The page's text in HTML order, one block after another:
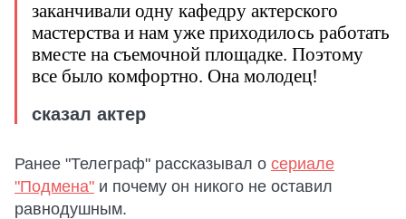
заканчивали одну кафедру актерского
мастерства и нам уже приходилось работать
вместе на съемочной площадке. Поэтому
все было комфортно. Она молодец!
сказал актер
Ранее "Телеграф" рассказывал о сериале
"Подмена" и почему он никого не оставил
равнодушным.